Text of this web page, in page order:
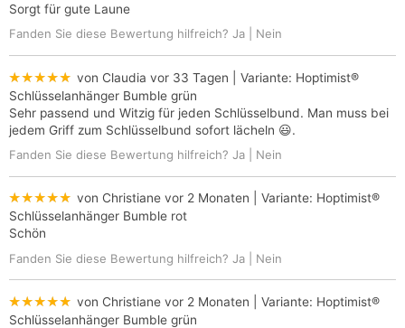
Sorgt für gute Laune
Fanden Sie diese Bewertung hilfreich? Ja Nein
★★★★★ von Claudia vor 33 Tagen | Variante: Hoptimist®
Schlüsselanhänger Bumble grün
Sehr passend und Witzig für jeden Schlüsselbund. Man muss bei
jedem Griff zum Schlüsselbund sofort lächeln 😃.
Fanden Sie diese Bewertung hilfreich? Ja Nein
★★★★★ von Christiane vor 2 Monaten | Variante: Hoptimist®
Schlüsselanhänger Bumble rot
Schön
Fanden Sie diese Bewertung hilfreich? Ja Nein
★★★★★ von Christiane vor 2 Monaten | Variante: Hoptimist®
Schlüsselanhänger Bumble grün